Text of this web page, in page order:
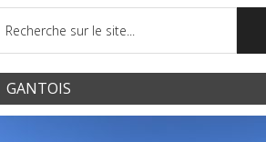
GANTOIS